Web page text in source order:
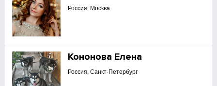
Россия, Москва
Кононова Елена
Россия, Санкт-Петербург